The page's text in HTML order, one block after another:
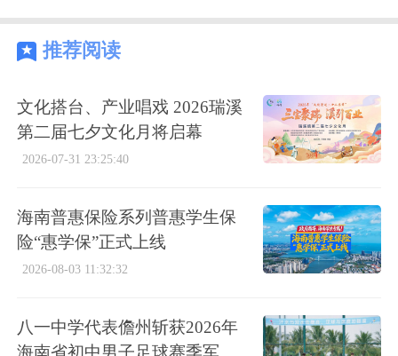
推荐阅读
文化搭台、产业唱戏 2026瑞溪
第二届七夕文化月将启幕
2026-07-31 23:25:40
海南普惠保险系列普惠学生保
险“惠学保”正式上线
2026-08-03 11:32:32
八一中学代表儋州斩获2026年
海南省初中男子足球赛季军